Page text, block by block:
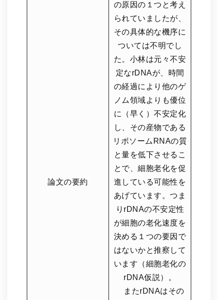
論文の要約
の原因の１つと考え
られていましたが、
その具体的な機序に
ついては不明でし
た。小林は元々不安
定なrDNAが、時間
の経過により他のゲ
ノム領域よりも優位
に（早く）不安定化
し、その産物である
リボソームRNAの質
と量を低下させるこ
とで、細胞老化を促
進している可能性を
あげています。つま
りrDNAの不安定性
が細胞の老化速度を
決める１つの要因で
はないかと推察して
います（細胞老化の
rDNA仮説）。
またrDNAはその